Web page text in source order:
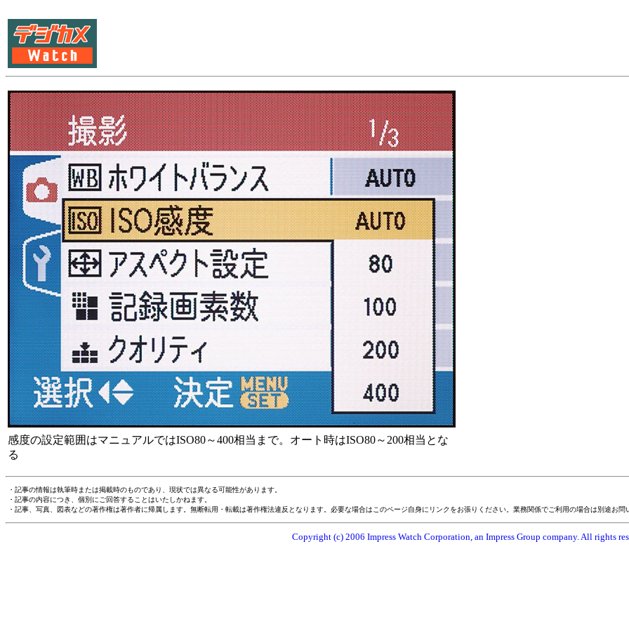
感度の設定範囲はマニュアルではISO80～400相当まで。オート時はISO80～200相当とな
る
・記事の情報は執筆時または掲載時のものであり、現状では異なる可能性があります。
・記事の内容につき、個別にご回答することはいたしかねます。
・記事、写真、図表などの著作権は著作者に帰属します。無断転用・転載は著作権法違反となります。必要な場合はこのページ自身にリンクをお張りください。業務関係でご利用の場合は別途お問
Copyright (c) 2006 Impress Watch Corporation, an Impress Group company. All rights